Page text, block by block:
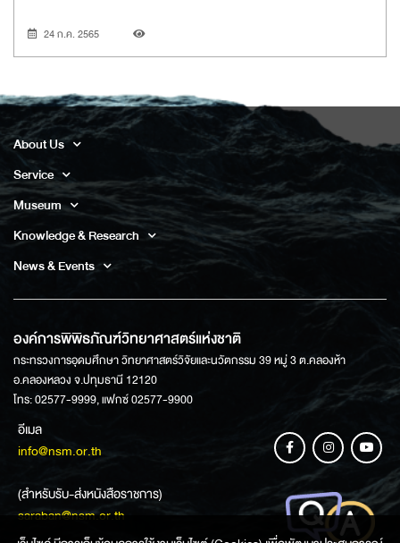
24 ก.ค. 2565
About Us
Service
Museum
Knowledge & Research
News & Events
องค์การพิพิธภัณฑ์วิทยาศาสตร์แห่งชาติ
กระทรวงการอุดมศึกษา วิทยาศาสตร์วิจัยและนวัตกรรม 39 หมู่ 3 ต.คลองห้า
อ.คลองหลวง จ.ปทุมธานี 12120
โทร: 02577-9999, แฟกซ์ 02577-9900
อีเมล
info@nsm.or.th
(สำหรับรับ-ส่งหนังสือราชการ)
saraban@nsm.or.th